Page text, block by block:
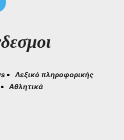
Λεξικό πληροφορικής
Αθλητικά